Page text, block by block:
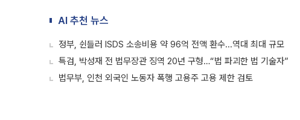
AI 추천 뉴스
정부, 쉰들러 ISDS 소송비용 약 96억 전액 환수...역대 최대 규모
특검, 박성재 전 법무장관 징역 20년 구형…“법 파괴한 법 기술자”
법무부, 인천 외국인 노동자 폭행 고용주 고용 제한 검토